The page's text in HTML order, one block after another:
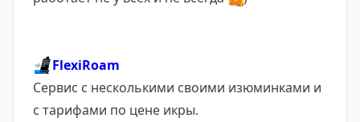
📲 FlexiRoam
Сервис с несколькими своими изюминками и
с тарифами по цене икры.